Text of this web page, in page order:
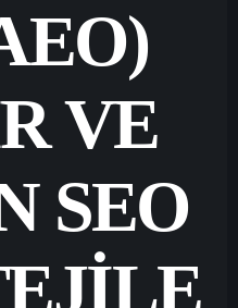
VE
SEO